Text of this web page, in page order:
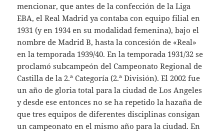
mencionar, que antes de la confección de la Liga
EBA, el Real Madrid ya contaba con equipo filial en
1931 (y en 1934 en su modalidad femenina), bajo el
nombre de Madrid B, hasta la concesión de «Real»
en la temporada 1939/40. En la temporada 1931/32 se
proclamó subcampeón del Campeonato Regional de
Castilla de la 2.ª Categoría (2.ª División). El 2002 fue
un año de gloria total para la ciudad de Los Angeles
y desde ese entonces no se ha repetido la hazaña de
que tres equipos de diferentes disciplinas consigan
un campeonato en el mismo año para la ciudad. En